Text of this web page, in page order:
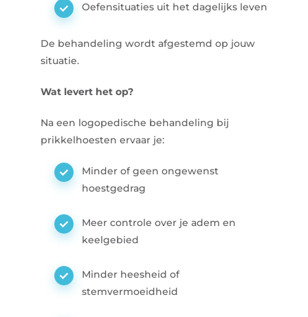
Oefensituaties uit het dagelijks leven
De behandeling wordt afgestemd op jouw
situatie.
Wat levert het op?
Na een logopedische behandeling bij
prikkelhoesten ervaar je:
Minder of geen ongewenst
hoestgedrag
Meer controle over je adem en
keelgebied
Minder heesheid of
stemvermoeidheid